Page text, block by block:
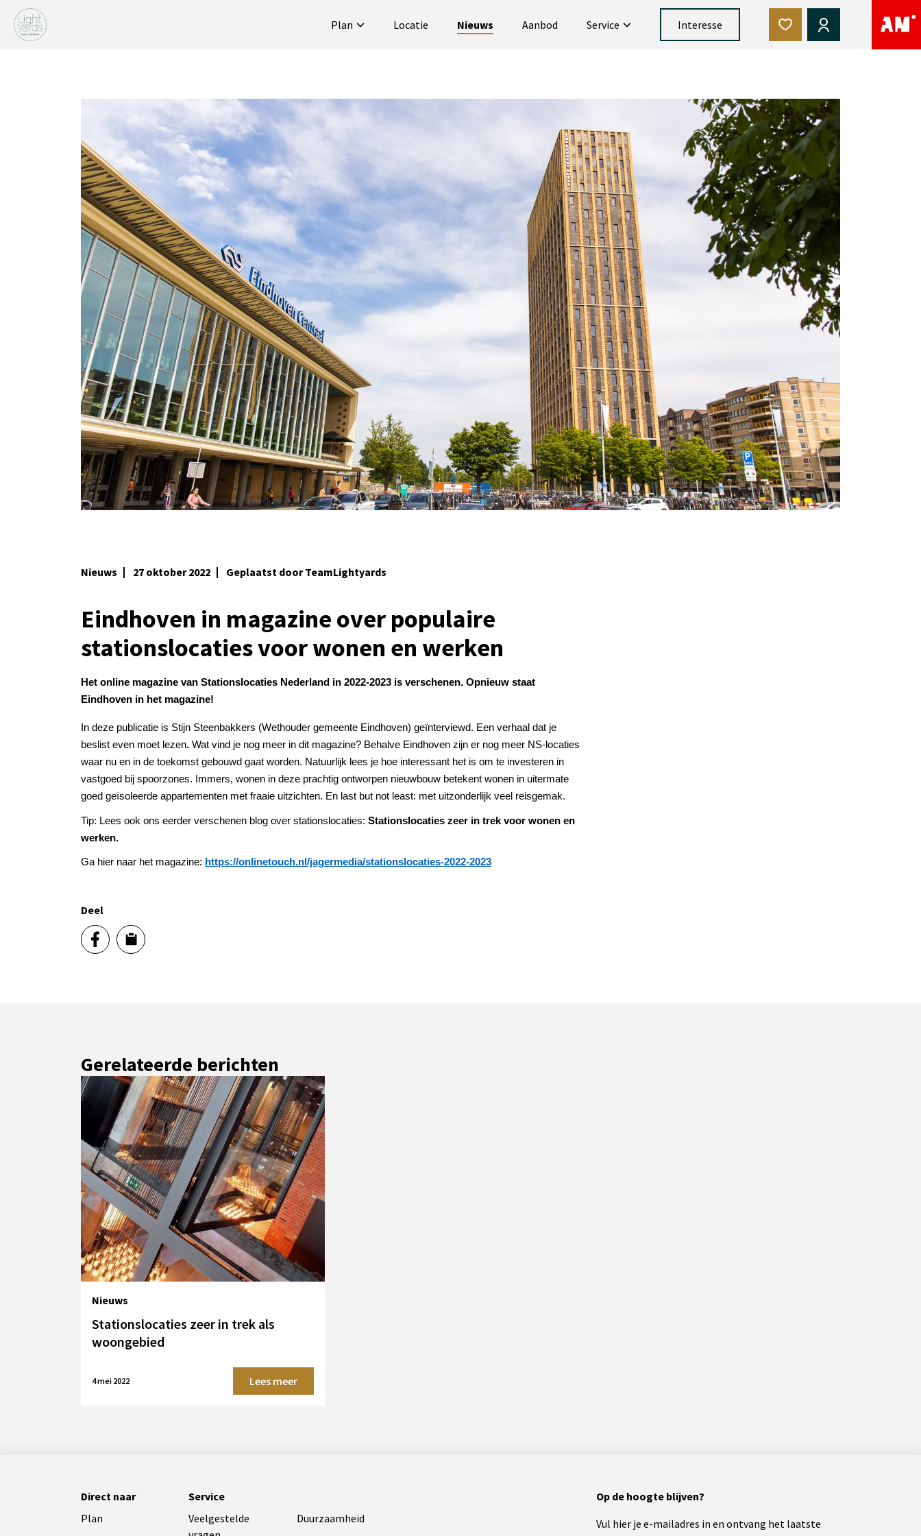
Plan Locatie Nieuws Aanbod Service Interesse
Nieuws 27 oktober 2022 Geplaatst door TeamLightyards
Eindhoven in magazine over populaire
stationslocaties voor wonen en werken
Het online magazine van Stationslocaties Nederland in 2022-2023 is verschenen. Opnieuw staat
Eindhoven in het magazine!
In deze publicatie is Stijn Steenbakkers (Wethouder gemeente Eindhoven) geïnterviewd. Een verhaal dat je
beslist even moet lezen. Wat vind je nog meer in dit magazine? Behalve Eindhoven zijn er nog meer NS-locaties
waar nu en in de toekomst gebouwd gaat worden. Natuurlijk lees je hoe interessant het is om te investeren in
vastgoed bij spoorzones. Immers, wonen in deze prachtig ontworpen nieuwbouw betekent wonen in uitermate
goed geïsoleerde appartementen met fraaie uitzichten. En last but not least: met uitzonderlijk veel reisgemak.
Tip: Lees ook ons eerder verschenen blog over stationslocaties: Stationslocaties zeer in trek voor wonen en
werken.
Ga hier naar het magazine: https://onlinetouch.nl/jagermedia/stationslocaties-2022-2023
Deel
Gerelateerde berichten
Nieuws
Stationslocaties zeer in trek als
woongebied
4 mei 2022 Lees meer
Direct naar
Plan
Service
Veelgestelde
Duurzaamheid
Op de hoogte blijven?
Vul hier je e-mailadres in en ontvang het laatste